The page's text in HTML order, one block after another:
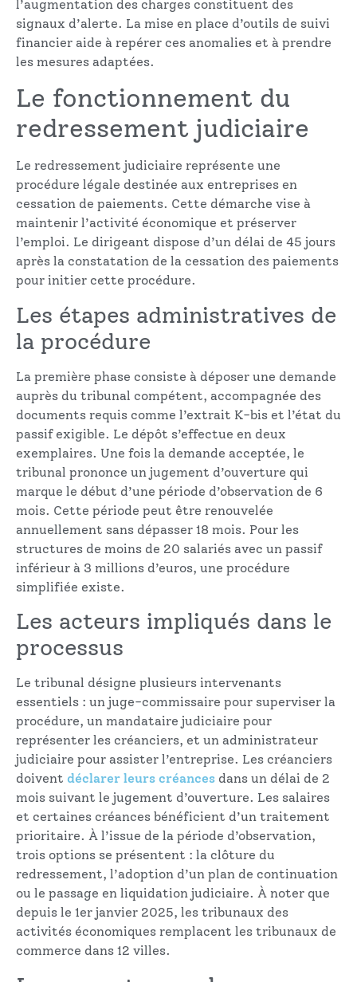
l’augmentation des charges constituent des
signaux d’alerte. La mise en place d’outils de suivi
financier aide à repérer ces anomalies et à prendre
les mesures adaptées.
Le fonctionnement du
redressement judiciaire
Le redressement judiciaire représente une
procédure légale destinée aux entreprises en
cessation de paiements. Cette démarche vise à
maintenir l’activité économique et préserver
l’emploi. Le dirigeant dispose d’un délai de 45 jours
après la constatation de la cessation des paiements
pour initier cette procédure.
Les étapes administratives de
la procédure
La première phase consiste à déposer une demande
auprès du tribunal compétent, accompagnée des
documents requis comme l’extrait K-bis et l’état du
passif exigible. Le dépôt s’effectue en deux
exemplaires. Une fois la demande acceptée, le
tribunal prononce un jugement d’ouverture qui
marque le début d’une période d’observation de 6
mois. Cette période peut être renouvelée
annuellement sans dépasser 18 mois. Pour les
structures de moins de 20 salariés avec un passif
inférieur à 3 millions d’euros, une procédure
simplifiée existe.
Les acteurs impliqués dans le
processus
Le tribunal désigne plusieurs intervenants
essentiels : un juge-commissaire pour superviser la
procédure, un mandataire judiciaire pour
représenter les créanciers, et un administrateur
judiciaire pour assister l’entreprise. Les créanciers
doivent déclarer leurs créances dans un délai de 2
mois suivant le jugement d’ouverture. Les salaires
et certaines créances bénéficient d’un traitement
prioritaire. À l’issue de la période d’observation,
trois options se présentent : la clôture du
redressement, l’adoption d’un plan de continuation
ou le passage en liquidation judiciaire. À noter que
depuis le 1er janvier 2025, les tribunaux des
activités économiques remplacent les tribunaux de
commerce dans 12 villes.